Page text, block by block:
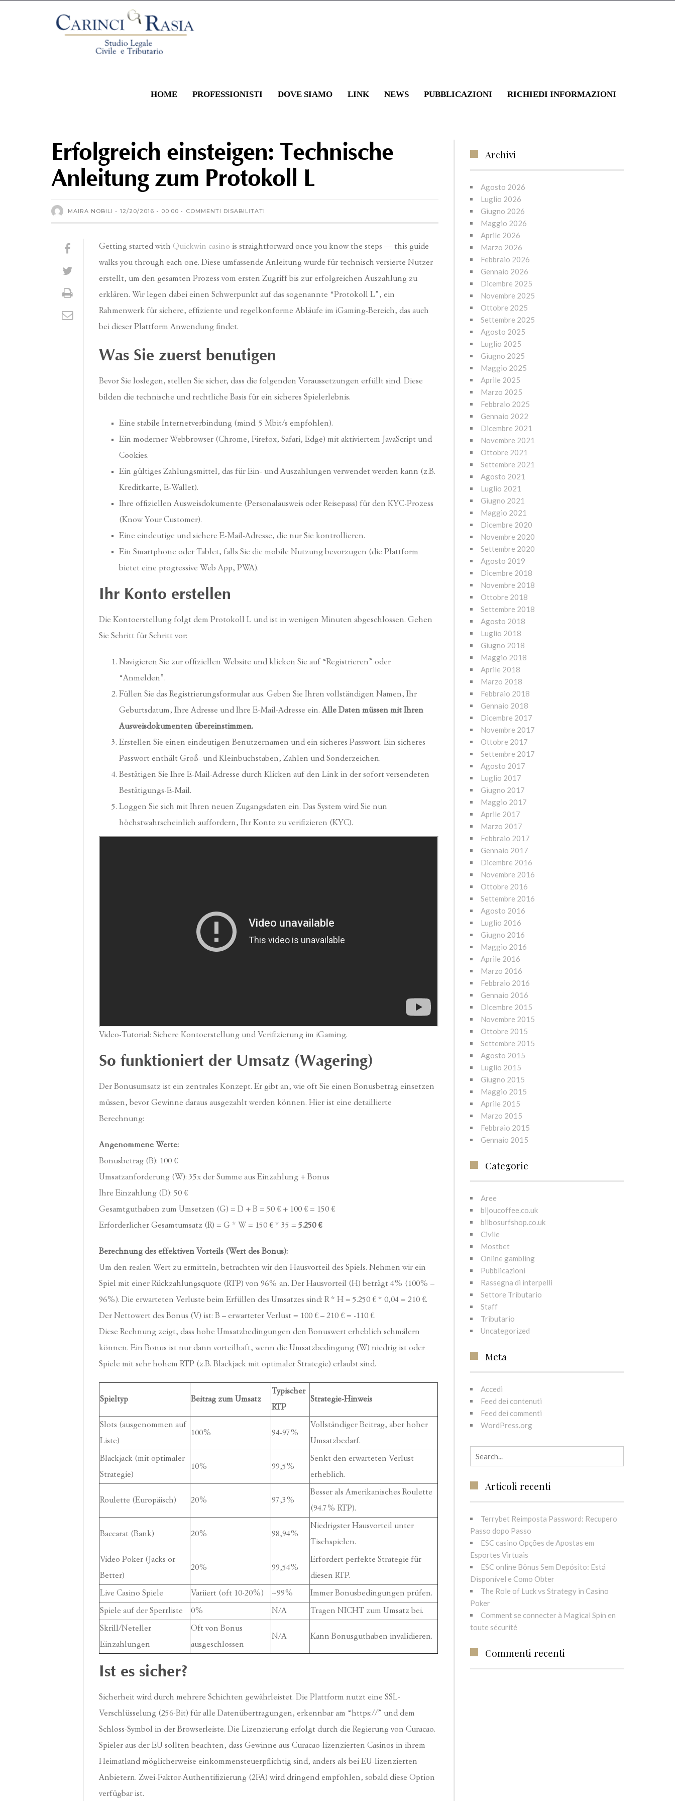
HOME PROFESSIONISTI DOVE SIAMO LINK NEWS PUBBLICAZIONI RICHIEDI INFORMAZIONI
Erfolgreich einsteigen: Technische
Anleitung zum Protokoll L
MAIRA NOBILI 12/20/2016 00:00 COMMENTI DISABILITATI
Getting started with Quickwin casino is straightforward once you know the steps — this guide
walks you through each one. Diese umfassende Anleitung wurde für technisch versierte Nutzer
erstellt, um den gesamten Prozess vom ersten Zugriff bis zur erfolgreichen Auszahlung zu
erklären. Wir legen dabei einen Schwerpunkt auf das sogenannte “Protokoll L”, ein
Rahmenwerk für sichere, effiziente und regelkonforme Abläufe im iGaming-Bereich, das auch
bei dieser Plattform Anwendung findet.
Was Sie zuerst benötigen
Bevor Sie loslegen, stellen Sie sicher, dass die folgenden Voraussetzungen erfüllt sind. Diese
bilden die technische und rechtliche Basis für ein sicheres Spielerlebnis.
Eine stabile Internetverbindung (mind. 5 Mbit/s empfohlen).
Ein moderner Webbrowser (Chrome, Firefox, Safari, Edge) mit aktiviertem JavaScript und
Cookies.
Ein gültiges Zahlungsmittel, das für Ein- und Auszahlungen verwendet werden kann (z.B.
Kreditkarte, E-Wallet).
Ihre offiziellen Ausweisdokumente (Personalausweis oder Reisepass) für den KYC-Prozess
(Know Your Customer).
Eine eindeutige und sichere E-Mail-Adresse, die nur Sie kontrollieren.
Ein Smartphone oder Tablet, falls Sie die mobile Nutzung bevorzugen (die Plattform
bietet eine progressive Web App, PWA).
Ihr Konto erstellen
Die Kontoerstellung folgt dem Protokoll L und ist in wenigen Minuten abgeschlossen. Gehen
Sie Schritt für Schritt vor:
Navigieren Sie zur offiziellen Website und klicken Sie auf “Registrieren” oder
“Anmelden”.
Füllen Sie das Registrierungsformular aus. Geben Sie Ihren vollständigen Namen, Ihr
Geburtsdatum, Ihre Adresse und Ihre E-Mail-Adresse ein.Alle Daten müssen mit Ihren
Ausweisdokumenten übereinstimmen.
Erstellen Sie einen eindeutigen Benutzernamen und ein sicheres Passwort. Ein sicheres
Passwort enthält Groß- und Kleinbuchstaben, Zahlen und Sonderzeichen.
Bestätigen Sie Ihre E-Mail-Adresse durch Klicken auf den Link in der sofort versendeten
Bestätigungs-E-Mail.
Loggen Sie sich mit Ihren neuen Zugangsdaten ein. Das System wird Sie nun
höchstwahrscheinlich auffordern, Ihr Konto zu verifizieren (KYC).
Video-Tutorial: Sichere Kontoerstellung und Verifizierung im iGaming.
So funktioniert der Umsatz (Wagering)
Der Bonusumsatz ist ein zentrales Konzept. Er gibt an, wie oft Sie einen Bonusbetrag einsetzen
müssen, bevor Gewinne daraus ausgezahlt werden können. Hier ist eine detaillierte
Berechnung:
Angenommene Werte:
Bonusbetrag (B): 100 €
Umsatzanforderung (W): 35x der Summe aus Einzahlung + Bonus
Ihre Einzahlung (D): 50 €
Gesamtguthaben zum Umsetzen (G) = D + B = 50 € + 100 € = 150 €
Erforderlicher Gesamtumsatz (R) = G * W = 150 € * 35 =5.250 €
Berechnung des effektiven Vorteils (Wert des Bonus):
Um den realen Wert zu ermitteln, betrachten wir den Hausvorteil des Spiels. Nehmen wir ein
Spiel mit einer Rückzahlungsquote (RTP) von 96% an. Der Hausvorteil (H) beträgt 4% (100% –
96%). Die erwarteten Verluste beim Erfüllen des Umsatzes sind: R * H = 5.250 € * 0,04 = 210 €.
Der Nettowert des Bonus (V) ist: B – erwarteter Verlust = 100 € – 210 € = -110 €.
Diese Rechnung zeigt, dass hohe Umsatzbedingungen den Bonuswert erheblich schmälern
können. Ein Bonus ist nur dann vorteilhaft, wenn die Umsatzbedingung (W) niedrig ist oder
Spiele mit sehr hohem RTP (z.B. Blackjack mit optimaler Strategie) erlaubt sind.
Spieltyp Beitrag zum Umsatz
Typischer
RTP
Strategie-Hinweis
Slots (ausgenommen auf
Liste)
100% 94-97%
Vollständiger Beitrag, aber hoher
Umsatzbedarf.
Blackjack (mit optimaler
Strategie)
10% 99,5%
Senkt den erwarteten Verlust
erheblich.
Roulette (Europäisch) 20% 97,3%
Besser als Amerikanisches Roulette
(94.7% RTP).
Baccarat (Bank) 20% 98,94%
Niedrigster Hausvorteil unter
Tischspielen.
Video Poker (Jacks or
Better)
20% 99,54%
Erfordert perfekte Strategie für
diesen RTP.
Live Casino Spiele Variiert (oft 10-20%) ~99% Immer Bonusbedingungen prüfen.
Spiele auf der Sperrliste 0% N/A Tragen NICHT zum Umsatz bei.
Skrill/Neteller
Einzahlungen
Oft von Bonus
ausgeschlossen
N/A Kann Bonusguthaben invalidieren.
Ist es sicher?
Sicherheit wird durch mehrere Schichten gewährleistet. Die Plattform nutzt eine SSL-
Verschlüsselung (256-Bit) für alle Datenübertragungen, erkennbar am “https://” und dem
Schloss-Symbol in der Browserleiste. Die Lizenzierung erfolgt durch die Regierung von Curacao.
Spieler aus der EU sollten beachten, dass Gewinne aus Curacao-lizenzierten Casinos in ihrem
Heimatland möglicherweise einkommensteuerpflichtig sind, anders als bei EU-lizenzierten
Anbietern. Zwei-Faktor-Authentifizierung (2FA) wird dringend empfohlen, sobald diese Option
verfügbar ist.
Archivi
Agosto 2026
Luglio 2026
Giugno 2026
Maggio 2026
Aprile 2026
Marzo 2026
Febbraio 2026
Gennaio 2026
Dicembre 2025
Novembre 2025
Ottobre 2025
Settembre 2025
Agosto 2025
Luglio 2025
Giugno 2025
Maggio 2025
Aprile 2025
Marzo 2025
Febbraio 2025
Gennaio 2022
Dicembre 2021
Novembre 2021
Ottobre 2021
Settembre 2021
Agosto 2021
Luglio 2021
Giugno 2021
Maggio 2021
Dicembre 2020
Novembre 2020
Settembre 2020
Agosto 2019
Dicembre 2018
Novembre 2018
Ottobre 2018
Settembre 2018
Agosto 2018
Luglio 2018
Giugno 2018
Maggio 2018
Aprile 2018
Marzo 2018
Febbraio 2018
Gennaio 2018
Dicembre 2017
Novembre 2017
Ottobre 2017
Settembre 2017
Agosto 2017
Luglio 2017
Giugno 2017
Maggio 2017
Aprile 2017
Marzo 2017
Febbraio 2017
Gennaio 2017
Dicembre 2016
Novembre 2016
Ottobre 2016
Settembre 2016
Agosto 2016
Luglio 2016
Giugno 2016
Maggio 2016
Aprile 2016
Marzo 2016
Febbraio 2016
Gennaio 2016
Dicembre 2015
Novembre 2015
Ottobre 2015
Settembre 2015
Agosto 2015
Luglio 2015
Giugno 2015
Maggio 2015
Aprile 2015
Marzo 2015
Febbraio 2015
Gennaio 2015
Categorie
Aree
bijoucoffee.co.uk
bilbosurfshop.co.uk
Civile
Mostbet
Online gambling
Pubblicazioni
Rassegna di interpelli
Settore Tributario
Staff
Tributario
Uncategorized
Meta
Accedi
Feed dei contenuti
Feed dei commenti
WordPress.org
Search for:
Articoli recenti
Terrybet Reimposta Password: Recupero
Passo dopo Passo
ESC casino Opções de Apostas em
Esportes Virtuais
ESC online Bônus Sem Depósito: Está
Disponível e Como Obter
The Role of Luck vs Strategy in Casino
Poker
Comment se connecter à Magical Spin en
toute sécurité
Commenti recenti